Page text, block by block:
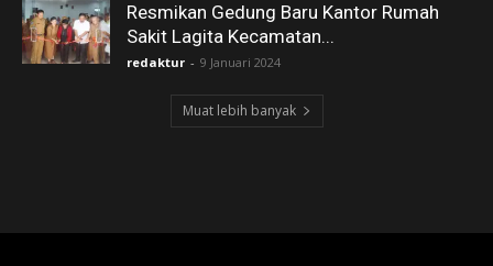
Resmikan Gedung Baru Kantor Rumah
Sakit Lagita Kecamatan...
redaktur - 9 Januari 2024
Muat lebih banyak